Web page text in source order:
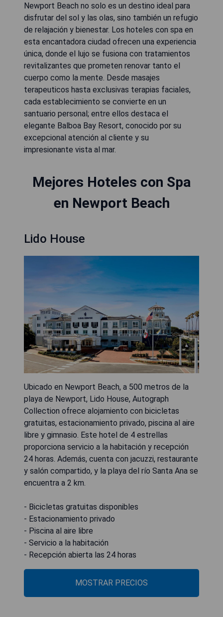
Newport Beach no solo es un destino ideal para
disfrutar del sol y las olas, sino también un refugio
de relajación y bienestar. Los hoteles con spa en
esta encantadora ciudad ofrecen una experiencia
única, donde el lujo se fusiona con tratamientos
revitalizantes que prometen renovar tanto el
cuerpo como la mente. Desde masajes
terapeuticos hasta exclusivas terapias faciales,
cada establecimiento se convierte en un
santuario personal; entre ellos destaca el
elegante Balboa Bay Resort, conocido por su
excepcional atención al cliente y su
impresionante vista al mar.
Mejores Hoteles con Spa
en Newport Beach
Lido House
Ubicado en Newport Beach, a 500 metros de la
playa de Newport, Lido House, Autograph
Collection ofrece alojamiento con bicicletas
gratuitas, estacionamiento privado, piscina al aire
libre y gimnasio. Este hotel de 4 estrellas
proporciona servicio a la habitación y recepción
24 horas. Además, cuenta con jacuzzi, restaurante
y salón compartido, y la playa del río Santa Ana se
encuentra a 2 km.
- Bicicletas gratuitas disponibles
- Estacionamiento privado
- Piscina al aire libre
- Servicio a la habitación
- Recepción abierta las 24 horas
MOSTRAR PRECIOS